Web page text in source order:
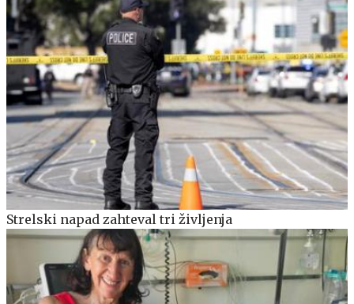
Strelski napad zahteval tri življenja